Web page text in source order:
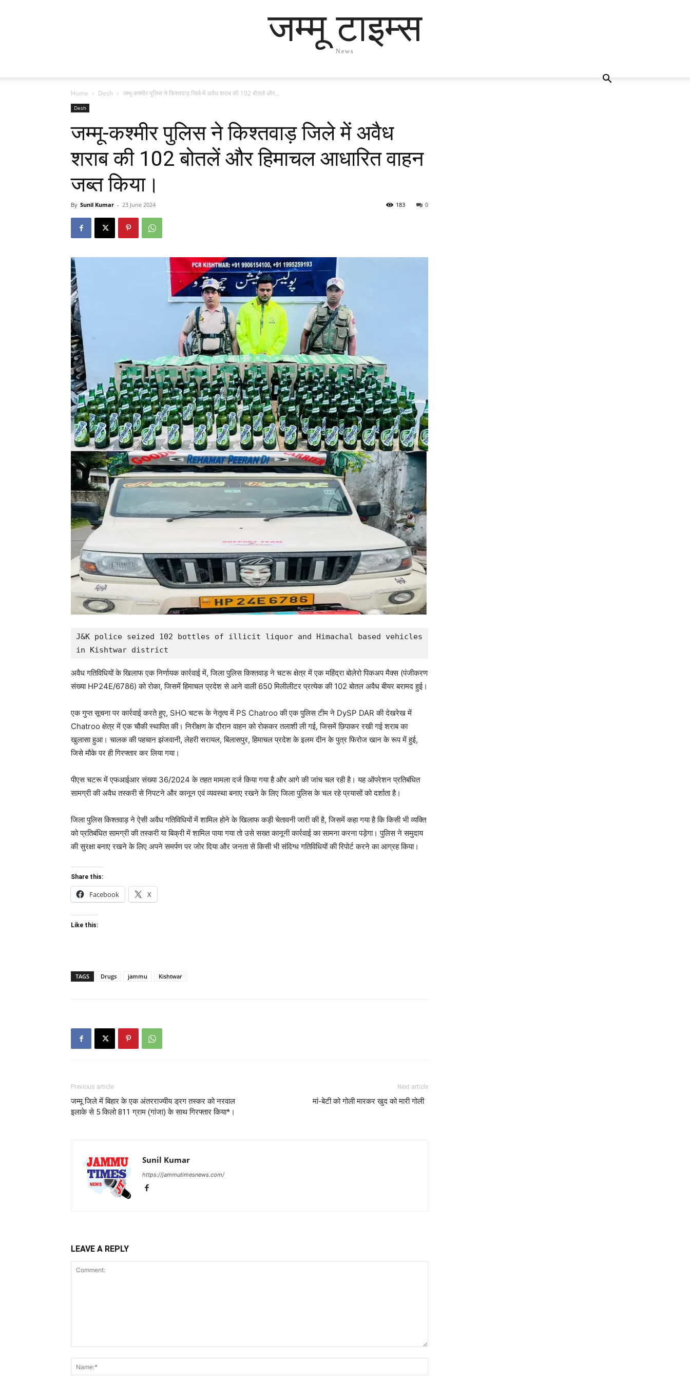
जम्मू टाइम्स
News
Home Desh जम्मू-कश्मीर पुलिस ने किश्तवाड़ जिले में अवैध शराब की 102 बोतलें और...
Desh
जम्मू-कश्मीर पुलिस ने किश्तवाड़ जिले में अवैध
शराब की 102 बोतलें और हिमाचल आधारित वाहन
जब्त किया।
By Sunil Kumar - 23 June 2024 0
183
J&K police seized 102 bottles of illicit liquor and Himachal based vehicles
in Kishtwar district
अवैध गतिविधियों के खिलाफ एक निर्णायक कार्रवाई में, जिला पुलिस किश्तवाड़ ने चटरू क्षेत्र में एक महिंद्रा बोलेरो पिकअप मैक्स (पंजीकरण
संख्या HP24E/6786) को रोका, जिसमें हिमाचल प्रदेश से आने वाली 650 मिलीलीटर प्रत्येक की 102 बोतल अवैध बीयर बरामद हुई।
एक गुप्त सूचना पर कार्रवाई करते हुए, SHO चटरू के नेतृत्व में PS Chatroo की एक पुलिस टीम ने DySP DAR की देखरेख में
Chatroo क्षेत्र में एक चौकी स्थापित की। निरीक्षण के दौरान वाहन को रोककर तलाशी ली गई, जिसमें छिपाकर रखी गई शराब का
खुलासा हुआ। चालक की पहचान झंजवानी, लेहरी सरायल, बिलासपुर, हिमाचल प्रदेश के इलम दीन के पुत्र फिरोज खान के रूप में हुई,
जिसे मौके पर ही गिरफ्तार कर लिया गया।
पीएस चटरू में एफआईआर संख्या 36/2024 के तहत मामला दर्ज किया गया है और आगे की जांच चल रही है। यह ऑपरेशन प्रतिबंधित
सामग्री की अवैध तस्करी से निपटने और कानून एवं व्यवस्था बनाए रखने के लिए जिला पुलिस के चल रहे प्रयासों को दर्शाता है।
जिला पुलिस किश्तवाड़ ने ऐसी अवैध गतिविधियों में शामिल होने के खिलाफ कड़ी चेतावनी जारी की है, जिसमें कहा गया है कि किसी भी व्यक्ति
को प्रतिबंधित सामग्री की तस्करी या बिक्री में शामिल पाया गया तो उसे सख्त कानूनी कार्रवाई का सामना करना पड़ेगा। पुलिस ने समुदाय
की सुरक्षा बनाए रखने के लिए अपने समर्पण पर जोर दिया और जनता से किसी भी संदिग्ध गतिविधियों की रिपोर्ट करने का आग्रह किया।
Share this:
Facebook X
Like this:
TAGS Drugs jammu Kishtwar
Previous article
जम्मू जिले में बिहार के एक अंतरराज्यीय ड्रग तस्कर को नरवाल
इलाके से 5 किलो 811 ग्राम (गांजा) के साथ गिरफ्तार किया*।
Next article
मां-बेटी को गोली मारकर खुद को मारी गोली
Sunil Kumar
https://jammutimesnews.com/
LEAVE A REPLY